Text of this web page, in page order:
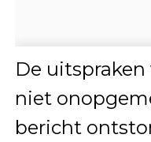
De uitspraken
niet
bericht